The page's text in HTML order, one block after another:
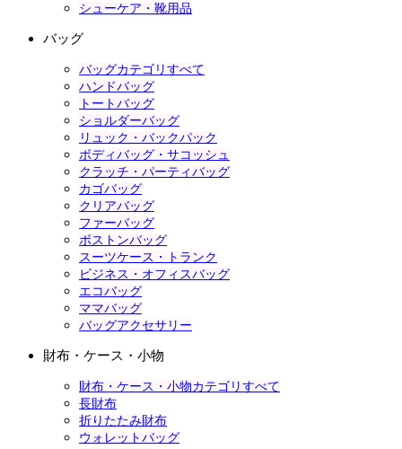
シューケア・靴用品
バッグ
バッグカテゴリすべて
ハンドバッグ
トートバッグ
ショルダーバッグ
リュック・バックパック
ボディバッグ・サコッシュ
クラッチ・パーティバッグ
カゴバッグ
クリアバッグ
ファーバッグ
ボストンバッグ
スーツケース・トランク
ビジネス・オフィスバッグ
エコバッグ
ママバッグ
バッグアクセサリー
財布・ケース・小物
財布・ケース・小物カテゴリすべて
長財布
折りたたみ財布
ウォレットバッグ